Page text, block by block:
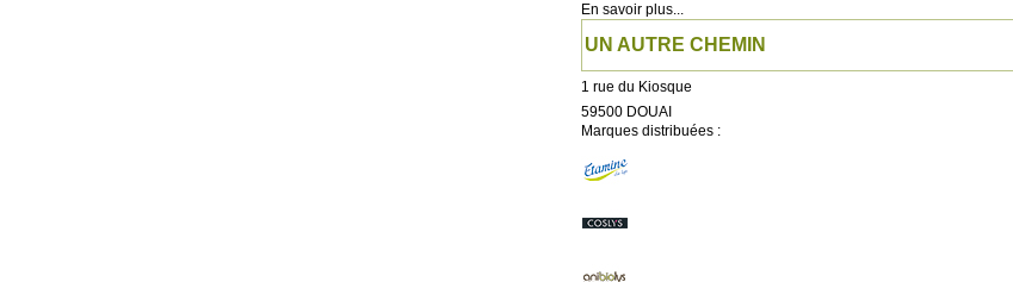
En savoir plus...
UN AUTRE CHEMIN
1 rue du Kiosque
59500 DOUAI
Marques distribuées :